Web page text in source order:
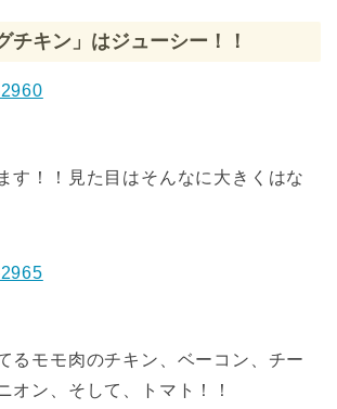
チキン」はジューシー！！
す！！見た目はそんなに大きくはな
るモモ肉のチキン、ベーコン、チー
オン、そして、トマト！！